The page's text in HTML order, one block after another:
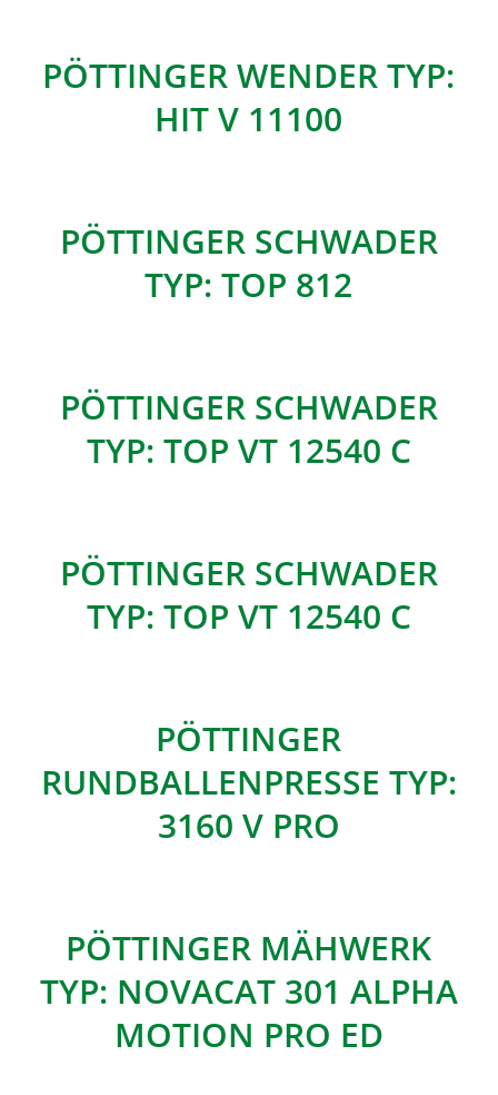
PÖTTINGER WENDER TYP:
HIT V 11100
PÖTTINGER SCHWADER
TYP: TOP 812
PÖTTINGER SCHWADER
TYP: TOP VT 12540 C
PÖTTINGER SCHWADER
TYP: TOP VT 12540 C
PÖTTINGER
RUNDBALLENPRESSE TYP:
3160 V PRO
PÖTTINGER MÄHWERK
TYP: NOVACAT 301 ALPHA
MOTION PRO ED